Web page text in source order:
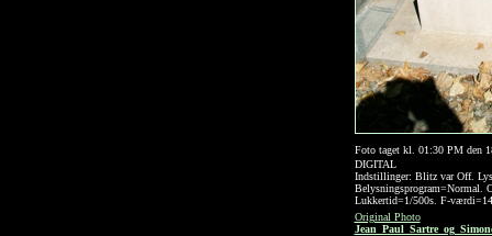
Foto taget kl. 01:30 PM den
DIGITAL
Indstillinger: Blitz var Off.
Belysningsprogram=Normal.
Lukkertid=1/500s. F-
Original Photo